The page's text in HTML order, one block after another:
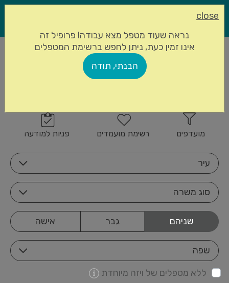
עמוד הבית מטפלים סיעודיים
843 מטפלים סיעודיים
מועדפים רשימת מועמדים פניות למודעה
עיר
סוג משרה
אישה גבר שניהם
שפה
ללא מטפלים של ויזה מיוחדת
close
נראה שעוד מטפל מצא עבודה! פרופיל זה
אינו זמין כעת, ניתן לחפש ברשימת המטפלים
הבנתי, תודה